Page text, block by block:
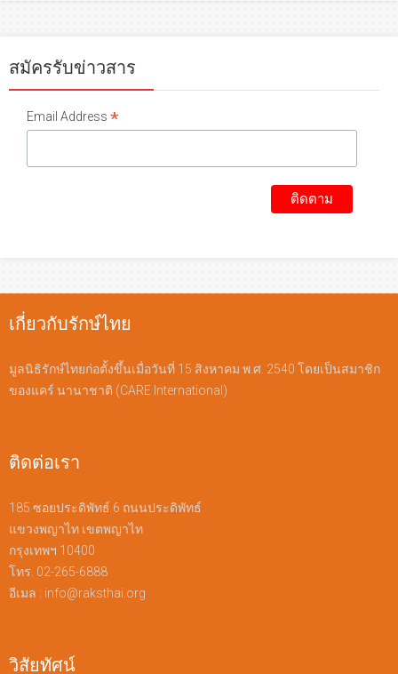
สมัครรับข่าวสาร
Email Address *
เกี่ยวกับรักษ์ไทย
มูลนิธิรักษ์ไทยก่อตั้งขึ้นเมื่อวันที่ 15 สิงหาคม พ.ศ. 2540 โดยเป็นสมาชิก
ของแคร์ นานาชาติ (CARE International)
ติดต่อเรา
185 ซอยประดิพัทธ์ 6 ถนนประดิพัทธ์
แขวงพญาไท เขตพญาไท
กรุงเทพฯ 10400
โทร. 02-265-6888
อีเมล : info@raksthai.org
วิสัยทัศน์